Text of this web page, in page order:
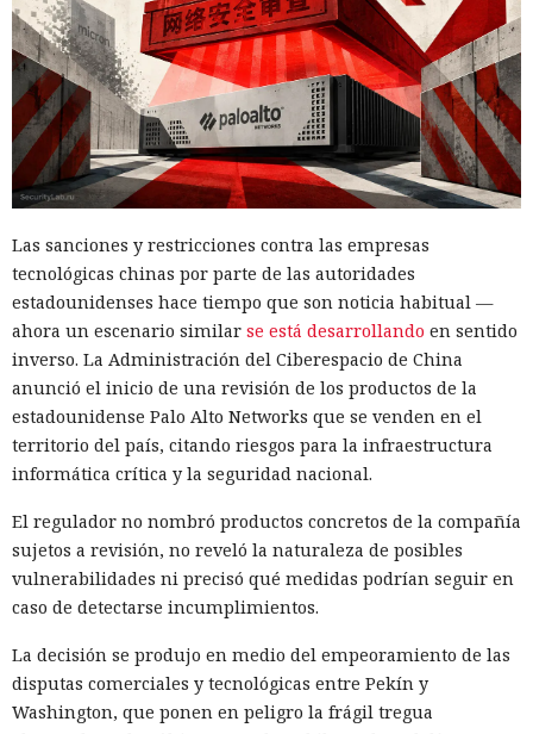
Las sanciones y restricciones contra las empresas
tecnológicas chinas por parte de las autoridades
estadounidenses hace tiempo que son noticia habitual —
ahora un escenario similar se está desarrollando en sentido
inverso. La Administración del Ciberespacio de China
anunció el inicio de una revisión de los productos de la
estadounidense Palo Alto Networks que se venden en el
territorio del país, citando riesgos para la infraestructura
informática crítica y la seguridad nacional.
El regulador no nombró productos concretos de la compañía
sujetos a revisión, no reveló la naturaleza de posibles
vulnerabilidades ni precisó qué medidas podrían seguir en
caso de detectarse incumplimientos.
La decisión se produjo en medio del empeoramiento de las
disputas comerciales y tecnológicas entre Pekín y
Washington, que ponen en peligro la frágil tregua